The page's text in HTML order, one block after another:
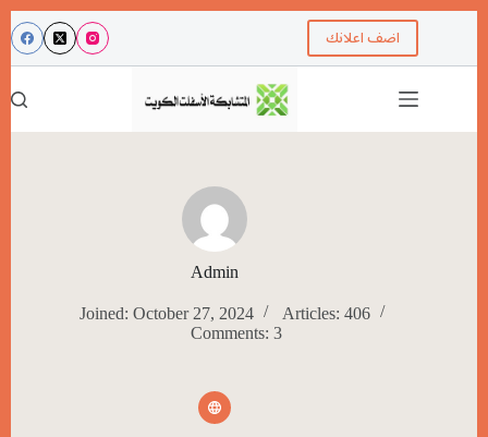
اضف اعلانك
Admin
Joined: October 27, 2024
Articles: 406
Comments: 3